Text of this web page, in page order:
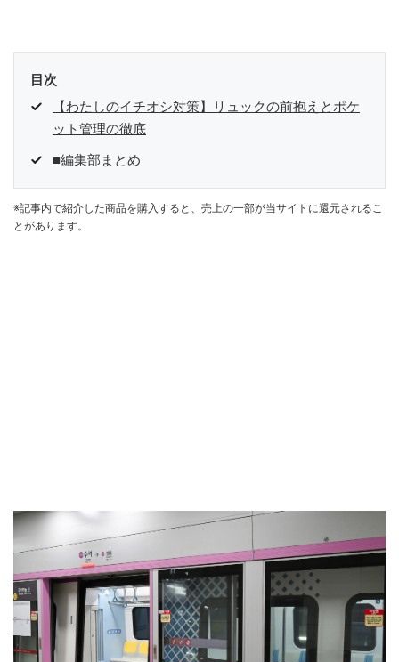
目次
【わたしのイチオシ対策】リュックの前抱えとポケ
ット管理の徹底
■編集部まとめ
※記事内で紹介した商品を購入すると、売上の一部が当サイトに還元されるこ
とがあります。